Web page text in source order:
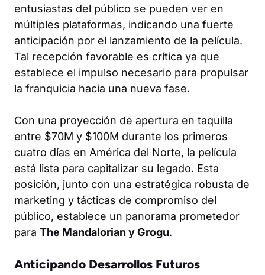
entusiastas del público se pueden ver en
múltiples plataformas, indicando una fuerte
anticipación por el lanzamiento de la película.
Tal recepción favorable es crítica ya que
establece el impulso necesario para propulsar
la franquicia hacia una nueva fase.
Con una proyección de apertura en taquilla
entre $70M y $100M durante los primeros
cuatro días en América del Norte, la película
está lista para capitalizar su legado. Esta
posición, junto con una estratégica robusta de
marketing y tácticas de compromiso del
público, establece un panorama prometedor
para The Mandalorian y Grogu.
Anticipando Desarrollos Futuros